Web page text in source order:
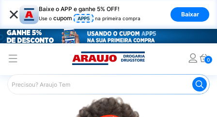
× Baixe o APP e ganhe 5% OFF!
Use o cupom APP5 na primeira compra
Baixar
0